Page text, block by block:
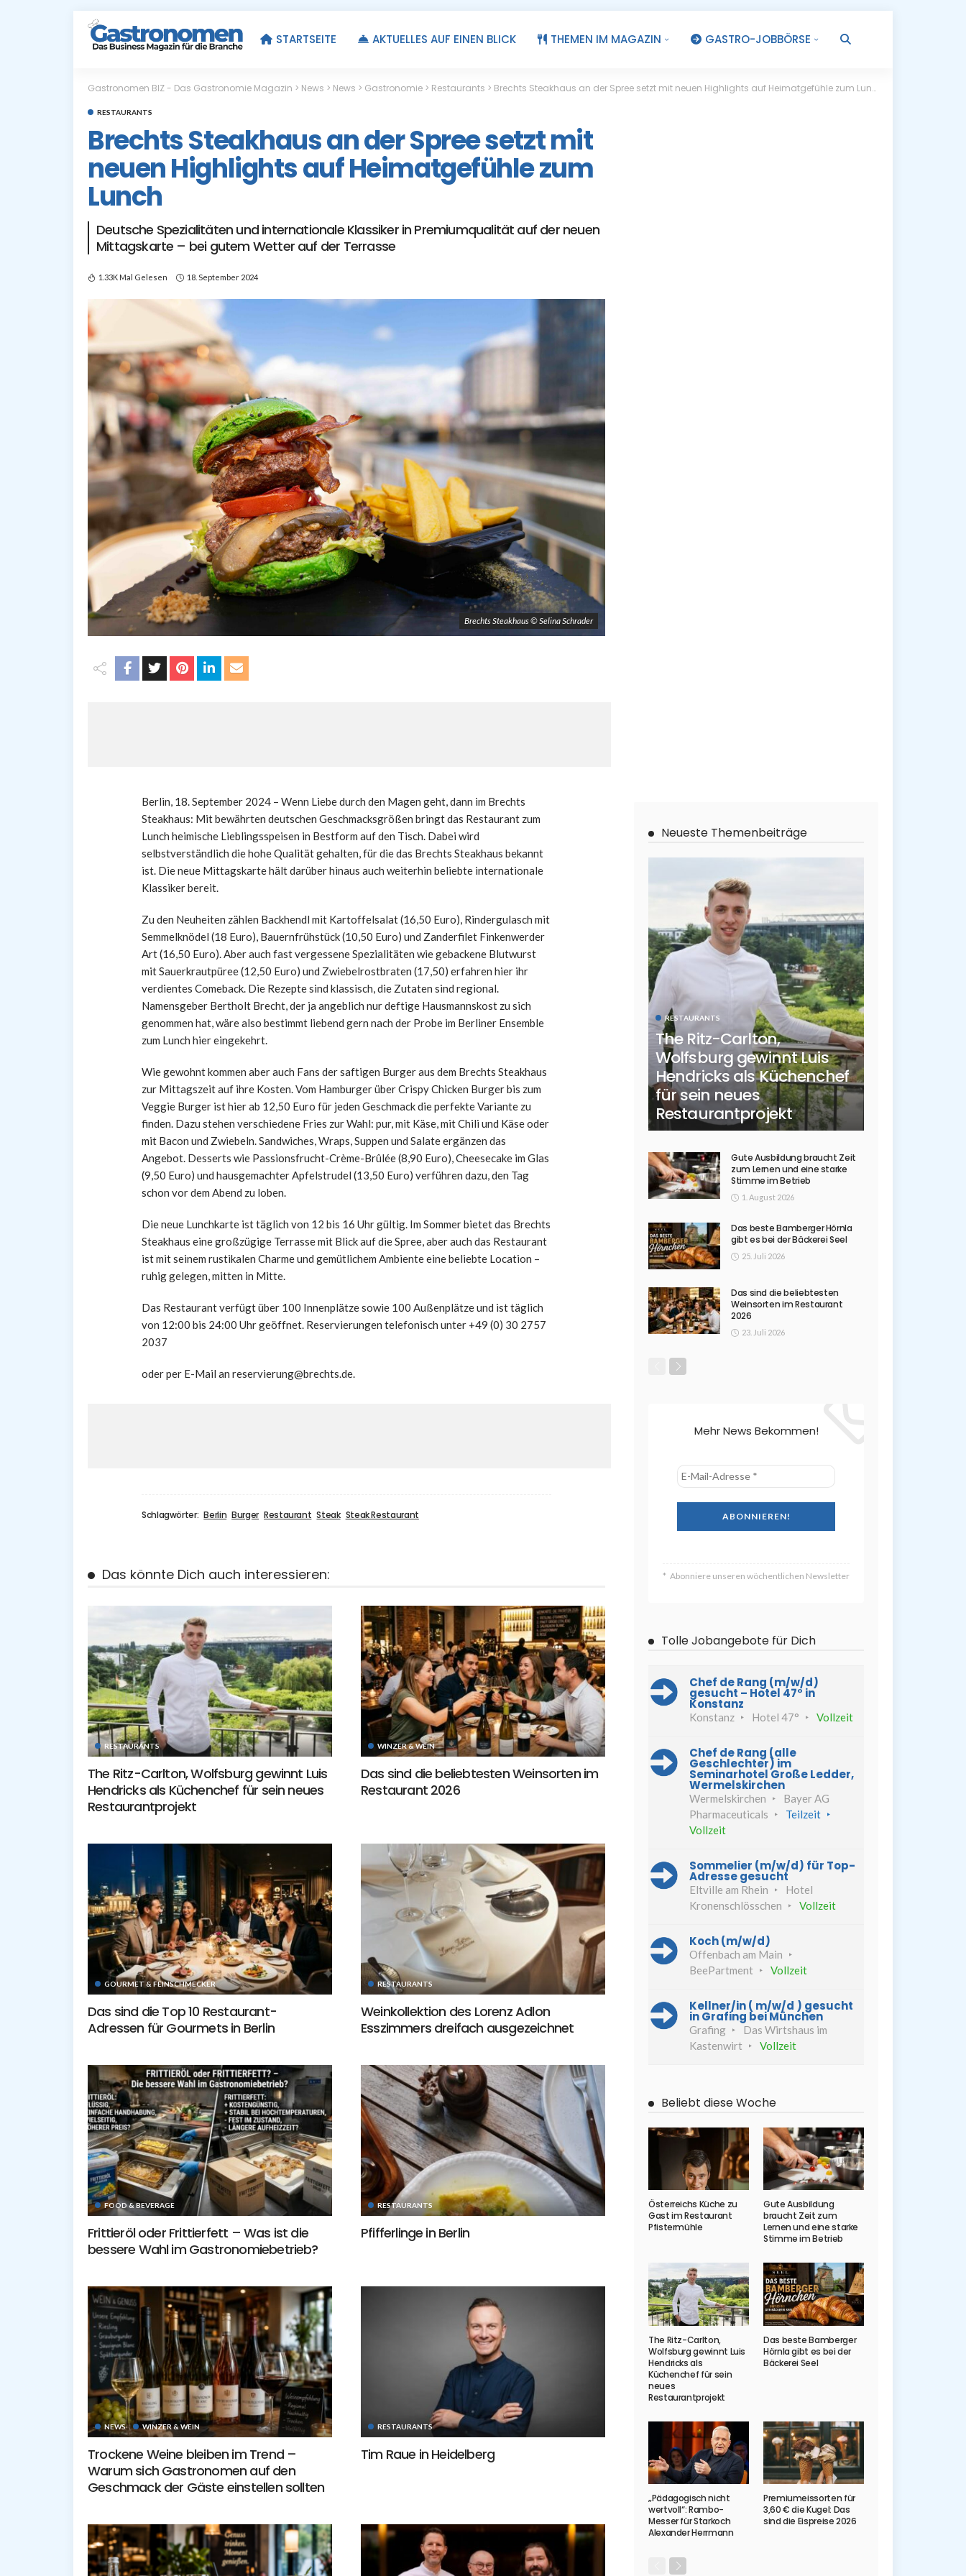
STARTSEITE AKTUELLES AUF EINEN BLICK THEMEN IM MAGAZIN GASTRO-JOBBÖRSE
Gastronomen BIZ - Das Gastronomie Magazin > News > News > Gastronomie > Restaurants > Brechts Steakhaus an der Spree setzt mit neuen Highlights auf Heimatgefühle zum Lunch
RESTAURANTS
Brechts Steakhaus an der Spree setzt mit
neuen Highlights auf Heimatgefühle zum
Lunch
Deutsche Spezialitäten und internationale Klassiker in Premiumqualität auf der neuen
Mittagskarte – bei gutem Wetter auf der Terrasse
1.33K Mal Gelesen 18. September 2024
Brechts Steakhaus © Selina Schrader
Berlin, 18. September 2024 – Wenn Liebe durch den Magen geht, dann im Brechts
Steakhaus: Mit bewährten deutschen Geschmacksgrößen bringt das Restaurant zum
Lunch heimische Lieblingsspeisen in Bestform auf den Tisch. Dabei wird
selbstverständlich die hohe Qualität gehalten, für die das Brechts Steakhaus bekannt
ist. Die neue Mittagskarte hält darüber hinaus auch weiterhin beliebte internationale
Klassiker bereit.
Zu den Neuheiten zählen Backhendl mit Kartoffelsalat (16,50 Euro), Rindergulasch mit
Semmelknödel (18 Euro), Bauernfrühstück (10,50 Euro) und Zanderfilet Finkenwerder
Art (16,50 Euro). Aber auch fast vergessene Spezialitäten wie gebackene Blutwurst
mit Sauerkrautpüree (12,50 Euro) und Zwiebelrostbraten (17,50) erfahren hier ihr
verdientes Comeback. Die Rezepte sind klassisch, die Zutaten sind regional.
Namensgeber Bertholt Brecht, der ja angeblich nur deftige Hausmannskost zu sich
genommen hat, wäre also bestimmt liebend gern nach der Probe im Berliner Ensemble
zum Lunch hier eingekehrt.
Wie gewohnt kommen aber auch Fans der saftigen Burger aus dem Brechts Steakhaus
zur Mittagszeit auf ihre Kosten. Vom Hamburger über Crispy Chicken Burger bis zum
Veggie Burger ist hier ab 12,50 Euro für jeden Geschmack die perfekte Variante zu
finden. Dazu stehen verschiedene Fries zur Wahl: pur, mit Käse, mit Chili und Käse oder
mit Bacon und Zwiebeln. Sandwiches, Wraps, Suppen und Salate ergänzen das
Angebot. Desserts wie Passionsfrucht-Crème-Brûlée (8,90 Euro), Cheesecake im Glas
(9,50 Euro) und hausgemachter Apfelstrudel (13,50 Euro) verführen dazu, den Tag
schon vor dem Abend zu loben.
Die neue Lunchkarte ist täglich von 12 bis 16 Uhr gültig. Im Sommer bietet das Brechts
Steakhaus eine großzügige Terrasse mit Blick auf die Spree, aber auch das Restaurant
ist mit seinem rustikalen Charme und gemütlichem Ambiente eine beliebte Location –
ruhig gelegen, mitten in Mitte.
Das Restaurant verfügt über 100 Innenplätze sowie 100 Außenplätze und ist täglich
von 12:00 bis 24:00 Uhr geöffnet. Reservierungen telefonisch unter +49 (0) 30 2757
2037
oder per E-Mail an reservierung@brechts.de.
Schlagwörter: Berlin Burger Restaurant Steak Steak Restaurant
Das könnte Dich auch interessieren:
RESTAURANTS
The Ritz-Carlton, Wolfsburg gewinnt Luis
Hendricks als Küchenchef für sein neues
Restaurantprojekt
WINZER & WEIN
Das sind die beliebtesten Weinsorten im
Restaurant 2026
GOURMET & FEINSCHMECKER
Das sind die Top 10 Restaurant-
Adressen für Gourmets in Berlin
RESTAURANTS
Weinkollektion des Lorenz Adlon
Esszimmers dreifach ausgezeichnet
FOOD & BEVERAGE
Frittieröl oder Frittierfett – Was ist die
bessere Wahl im Gastronomiebetrieb?
RESTAURANTS
Pfifferlinge in Berlin
NEWS WINZER & WEIN
Trockene Weine bleiben im Trend –
Warum sich Gastronomen auf den
Geschmack der Gäste einstellen sollten
RESTAURANTS
Tim Raue in Heidelberg
Neueste Themenbeiträge
RESTAURANTS
The Ritz-Carlton,
Wolfsburg gewinnt Luis
Hendricks als Küchenchef
für sein neues
Restaurantprojekt
Gute Ausbildung braucht Zeit
zum Lernen und eine starke
Stimme im Betrieb
1. August 2026
Das beste Bamberger Hörnla
gibt es bei der Bäckerei Seel
25. Juli 2026
Das sind die beliebtesten
Weinsorten im Restaurant
2026
23. Juli 2026
Mehr News Bekommen!
Abonniere unseren wöchentlichen Newsletter
Tolle Jobangebote für Dich
Chef de Rang (m/w/d)
gesucht – Hotel 47° in
Konstanz
Konstanz Hotel 47° Vollzeit
Chef de Rang (alle
Geschlechter) im
Seminarhotel Große Ledder,
Wermelskirchen
Wermelskirchen
Bayer AG
Pharmaceuticals
Teilzeit
Vollzeit
Sommelier (m/w/d) für Top-
Adresse gesucht
Eltville am Rhein
Hotel
Kronenschlösschen
Vollzeit
Koch (m/w/d)
Offenbach am Main
BeePartment
Vollzeit
Kellner/in ( m/w/d ) gesucht
in Grafing bei München
Grafing
Das Wirtshaus im
Kastenwirt
Vollzeit
Beliebt diese Woche
Österreichs Küche zu
Gast im Restaurant
Pfistermühle
Gute Ausbildung
braucht Zeit zum
Lernen und eine starke
Stimme im Betrieb
The Ritz-Carlton,
Wolfsburg gewinnt Luis
Hendricks als
Küchenchef für sein
neues
Restaurantprojekt
Das beste Bamberger
Hörnla gibt es bei der
Bäckerei Seel
„Pädagogisch nicht
wertvoll“: Rambo-
Messer für Starkoch
Alexander Herrmann
Premiumeissorten für
3,60 € die Kugel: Das
sind die Eispreise 2026